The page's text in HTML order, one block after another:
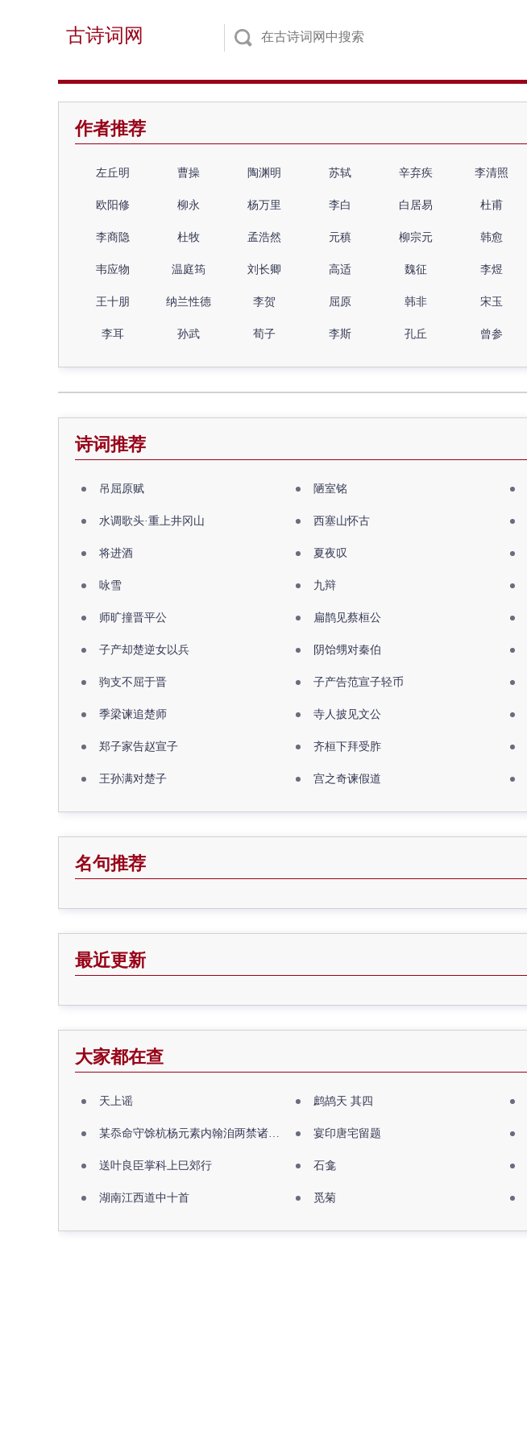
古诗词网
作者推荐
左丘明 曹操 陶渊明 苏轼 辛弃疾 李清照
欧阳修 柳永 杨万里 李白 白居易 杜甫
李商隐 杜牧 孟浩然 元稹 柳宗元 韩愈
韦应物 温庭筠 刘长卿 高适 魏征 李煜
王十朋 纳兰性德 李贺 屈原 韩非 宋玉
李耳 孙武 荀子 李斯 孔丘 曾参
诗词推荐
吊屈原赋 陋室铭
水调歌头·重上井冈山 西塞山怀古
将进酒 夏夜叹
咏雪 九辩
师旷撞晋平公 扁鹊见蔡桓公
子产却楚逆女以兵 阴饴甥对秦伯
驹支不屈于晋 子产告范宣子轻币
季梁谏追楚师 寺人披见文公
郑子家告赵宣子 齐桓下拜受胙
王孙满对楚子 宫之奇谏假道
名句推荐
最近更新
大家都在查
天上谣 鹧鸪天 其四
某忝命守馀杭杨元素内翰洎两禁诸公出祖佛寺 宴印唐宅留题
送叶良臣掌科上巳郊行 石龛
湖南江西道中十首 觅菊